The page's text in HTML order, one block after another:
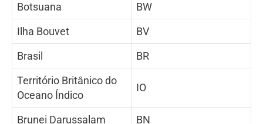
Botsuana
BW
Ilha Bouvet
BV
Brasil
BR
Território Britânico do
Oceano Índico
IO
Brunei Darussalam
BN